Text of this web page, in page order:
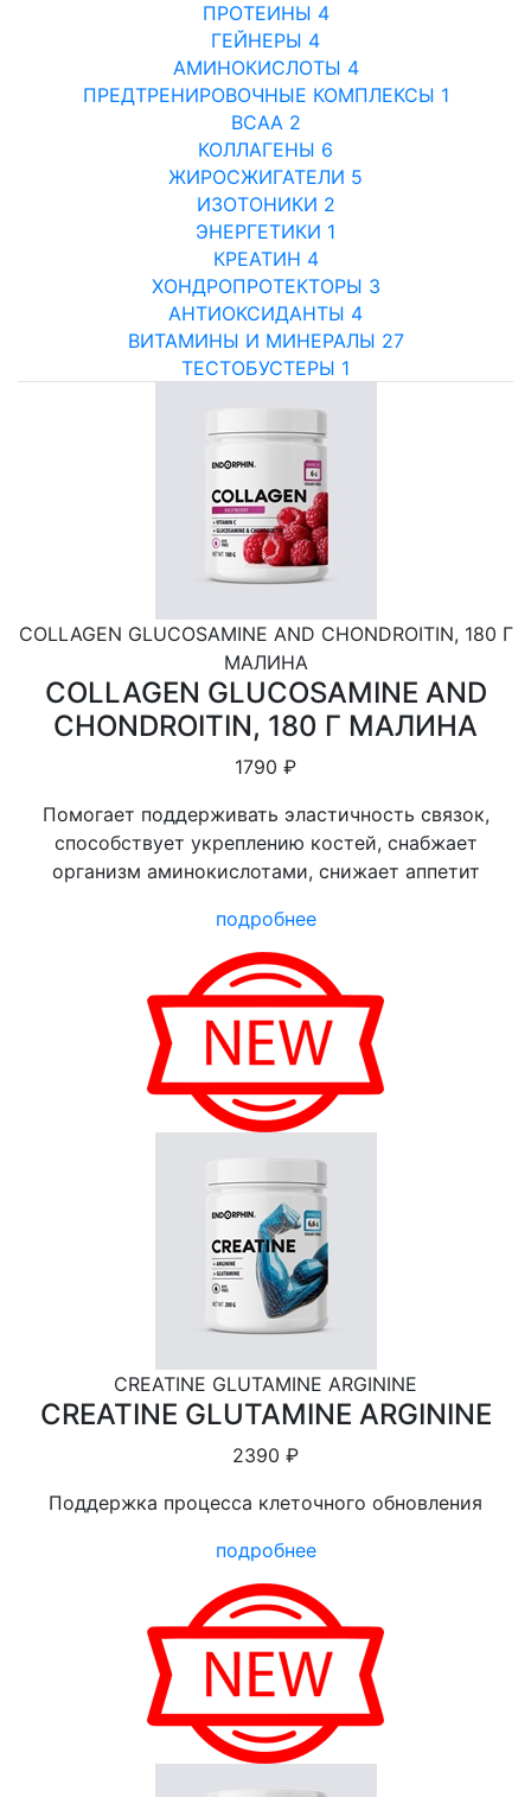
ПРОТЕИНЫ 4
ГЕЙНЕРЫ 4
АМИНОКИСЛОТЫ 4
ПРЕДТРЕНИРОВОЧНЫЕ КОМПЛЕКСЫ 1
BCAA 2
КОЛЛАГЕНЫ 6
ЖИРОСЖИГАТЕЛИ 5
ИЗОТОНИКИ 2
ЭНЕРГЕТИКИ 1
КРЕАТИН 4
ХОНДРОПРОТЕКТОРЫ 3
АНТИОКСИДАНТЫ 4
ВИТАМИНЫ И МИНЕРАЛЫ 27
ТЕСТОБУСТЕРЫ 1
COLLAGEN GLUCOSAMINE AND CHONDROITIN, 180 Г
МАЛИНА
COLLAGEN GLUCOSAMINE AND
CHONDROITIN, 180 Г МАЛИНА
1790 ₽
Помогает поддерживать эластичность связок,
способствует укреплению костей, снабжает
организм аминокислотами, снижает аппетит
подробнее
CREATINE GLUTAMINE ARGININE
CREATINE GLUTAMINE ARGININE
2390 ₽
Поддержка процесса клеточного обновления
подробнее